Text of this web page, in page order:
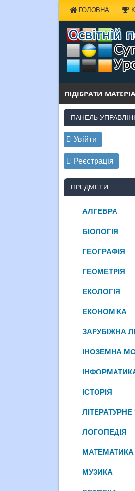
ГОЛОВНА
ПІДІБРАТИ
ПАНЕЛЬ
Увійти
Реєстрація
ПРЕДМЕТИ
АЛГЕБРА
БІОЛОГІЯ
ГЕОГРАФІЯ
ГЕОМЕТРІЯ
ЕКОЛОГІЯ
ЕКОНОМІКА
ЗАРУБІЖНА
ІНОЗЕМНА
ІСТОРІЯ
ЛОГОПЕДІЯ
МАТЕМАТИКА
МУЗИКА